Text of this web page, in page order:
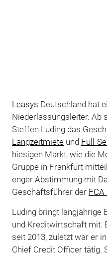
Leasys Deutschland hat
Niederlassungsleiter.
Steffen Luding das
Langzeitmieteund Full-
hiesigen Markt, wie die
Gruppe in Frankfurt
enger Abstimmung mit
Geschäftsführer der FCA
Luding bringt langjährige
und Kreditwirtschaft mit.
seit 2013, zuletzt war er
Chief Credit Officer tätig.